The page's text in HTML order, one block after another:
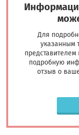
Для
указанным
представителем
подробную
отзыв о